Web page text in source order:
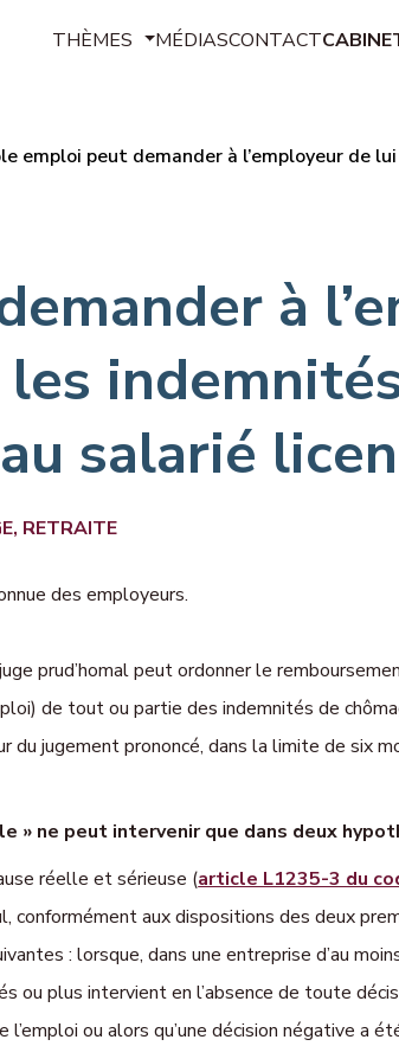
THÈMES
Rémunération, avantages, frais
Discipline, sanctions, libertés,
Santé au travail, hygiène et sécurité,
Rupture du contrat, chômage, retraite
Représentants du personnel,
MÉDIASCONTACT
emploi peut demander à l’employeur de
à
salarié
RETRAITE
des employeurs.
prud’homal peut ordonner le
de tout ou partie des indemnités de
du jugement prononcé, dans la limite de six
» ne peut intervenir que dans deux
réelle et sérieuse (article L1235-3 du
aux dispositions des deux
: lorsque, dans une entreprise d’au
ou plus intervient en l’absence de toute
ou alors qu’une décision négative a